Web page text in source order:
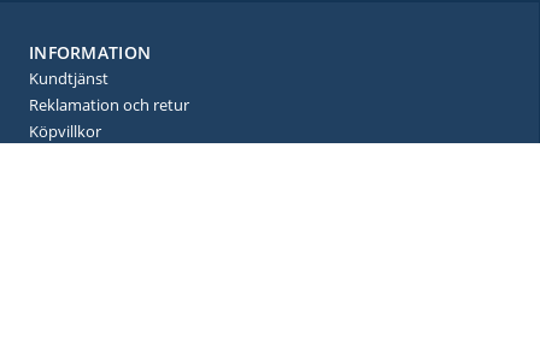
INFORMATION
Kundtjänst
Reklamation och retur
Köpvillkor